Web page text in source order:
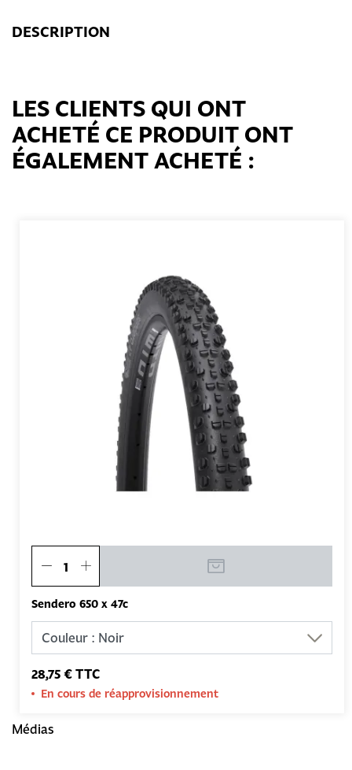
DESCRIPTION
LES CLIENTS QUI ONT
ACHETÉ CE PRODUIT ONT
ÉGALEMENT ACHETÉ :
Sendero 650 x 47c
28,75 € TTC
En cours de réapprovisionnement
Médias